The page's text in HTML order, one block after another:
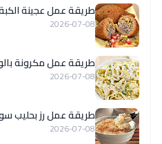
طريقة عمل عجينة
2026-07-08
طريقة عمل مكرونة
2026-07-08
طريقة عمل رز بحليب سوري بـ
2026-07-08